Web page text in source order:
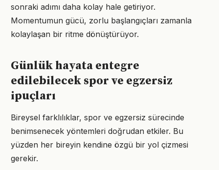
sonraki adımı daha kolay hale getiriyor.
Momentumun gücü, zorlu başlangıçları zamanla
kolaylaşan bir ritme dönüştürüyor.
Günlük hayata entegre
edilebilecek spor ve egzersiz
ipuçları
Bireysel farklılıklar, spor ve egzersiz sürecinde
benimsenecek yöntemleri doğrudan etkiler. Bu
yüzden her bireyin kendine özgü bir yol çizmesi
gerekir.